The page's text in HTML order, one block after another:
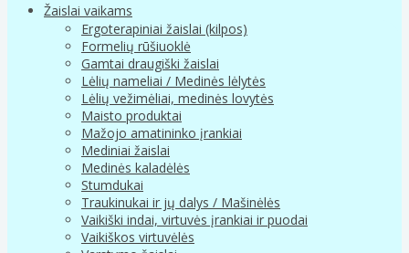
Žaislai vaikams
Ergoterapiniai žaislai (kilpos)
Formelių rūšiuoklė
Gamtai draugiški žaislai
Lėlių nameliai / Medinės lėlytės
Lėlių vežimėliai, medinės lovytės
Maisto produktai
Mažojo amatininko įrankiai
Mediniai žaislai
Medinės kaladėlės
Stumdukai
Traukinukai ir jų dalys / Mašinėlės
Vaikiški indai, virtuvės įrankiai ir puodai
Vaikiškos virtuvėlės